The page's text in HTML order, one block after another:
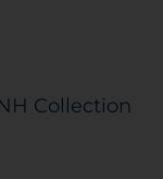
Collection